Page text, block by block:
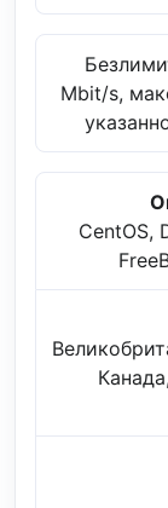
Mbit/s,
CentOS,